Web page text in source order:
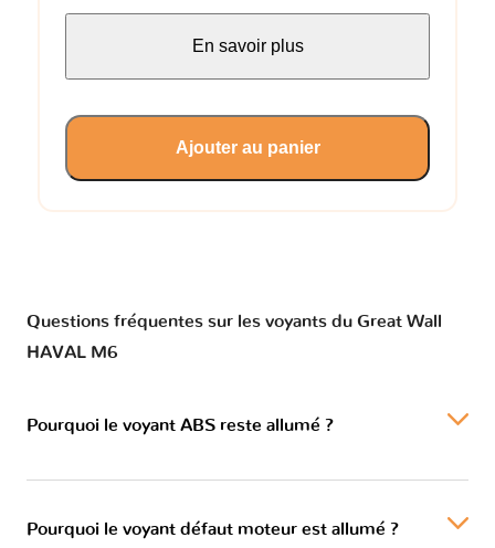
En savoir plus
Ajouter au panier
Questions fréquentes sur les voyants du Great Wall
HAVAL M6
Pourquoi le voyant ABS reste allumé ?
Pourquoi le voyant défaut moteur est allumé ?